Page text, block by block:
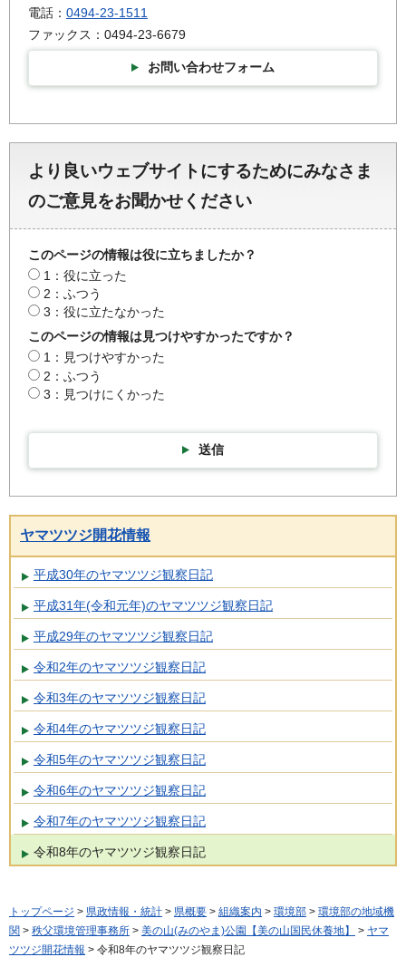
電話： 0494-23-1511
ファックス：0494-23-6679
お問い合わせフォーム
より良いウェブサイトにするためにみなさま
のご意見をお聞かせください
このページの情報は役に立ちましたか？
1：役に立った
2：ふつう
3：役に立たなかった
このページの情報は見つけやすかったですか？
1：見つけやすかった
2：ふつう
3：見つけにくかった
送信
ヤマツツジ開花情報
平成30年のヤマツツジ観察日記
平成31年(令和元年)のヤマツツジ観察日記
平成29年のヤマツツジ観察日記
令和2年のヤマツツジ観察日記
令和3年のヤマツツジ観察日記
令和4年のヤマツツジ観察日記
令和5年のヤマツツジ観察日記
令和6年のヤマツツジ観察日記
令和7年のヤマツツジ観察日記
令和8年のヤマツツジ観察日記
トップページ > 県政情報・統計 > 県概要 > 組織案内 > 環境部 > 環境部の地域機
関 > 秩父環境管理事務所 > 美の山(みのやま)公園【美の山国民休養地】 > ヤマ
ツツジ開花情報 > 令和8年のヤマツツジ観察日記